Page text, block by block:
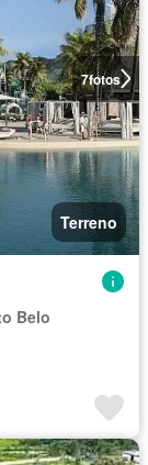
7fotos
Terreno
Belo